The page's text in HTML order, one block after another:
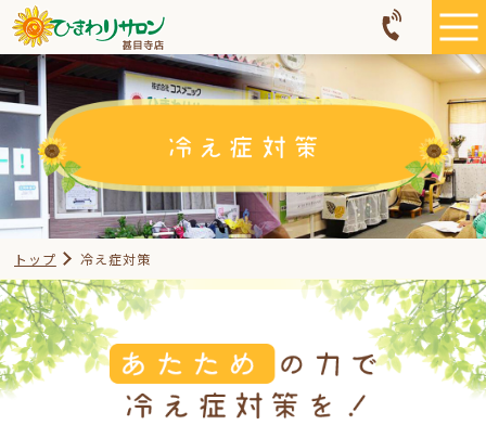
トップ 冷え症対策